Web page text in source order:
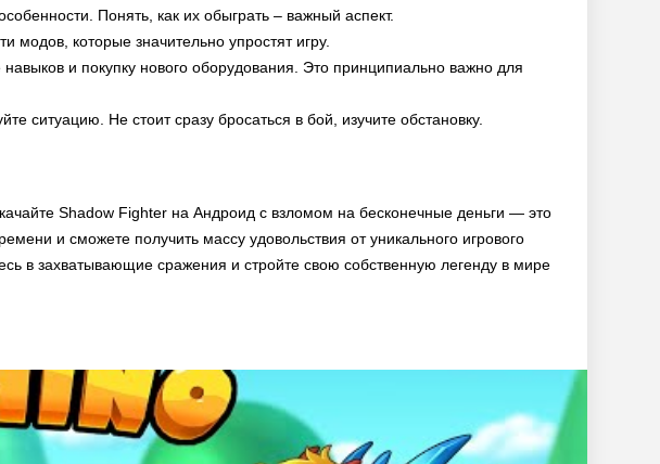
Понять, как их обыграть – важный аспект.
модов, которые значительно упростят игру.
и покупку нового оборудования. Это принципиально важно для
ситуацию. Не стоит сразу бросаться в бой, изучите обстановку.
Shadow Fighter на Андроид с взломом на бесконечные деньги — это
и сможете получить массу удовольствия от уникального игрового
в захватывающие сражения и стройте свою собственную легенду в мире